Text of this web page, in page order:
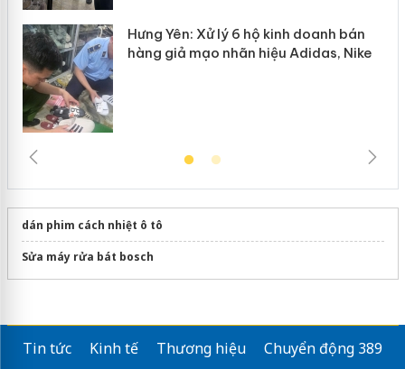
Hưng Yên: Xử lý 6 hộ kinh doanh bán
hàng giả mạo nhãn hiệu Adidas, Nike
dán phim cách nhiệt ô tô
Sửa máy rửa bát bosch
Tin tức Kinh tế Thương hiệu
Chuyển động 389